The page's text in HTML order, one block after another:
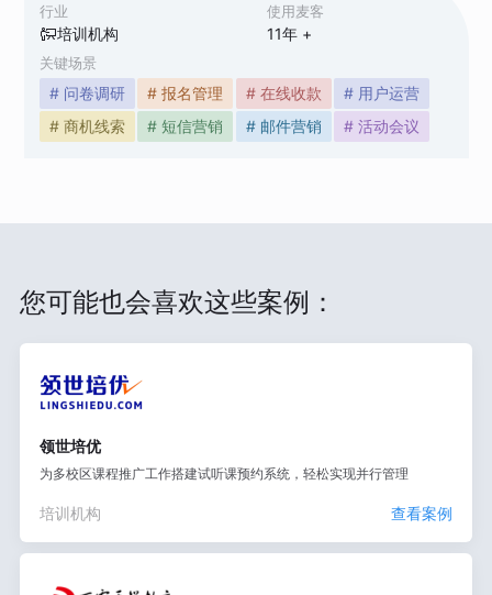
行业
培训机构
使用麦客
11年 +
关键场景
# 问卷调研 # 报名管理 # 在线收款
# 用户运营
# 商机线索
# 短信营销 # 邮件营销 # 活动会议
您可能也会喜欢这些案例：
领世培优
为多校区课程推广工作搭建试听课预约系统，轻松实现并行管理
培训机构 查看案例